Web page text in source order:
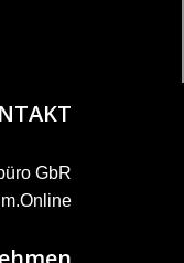
GbR